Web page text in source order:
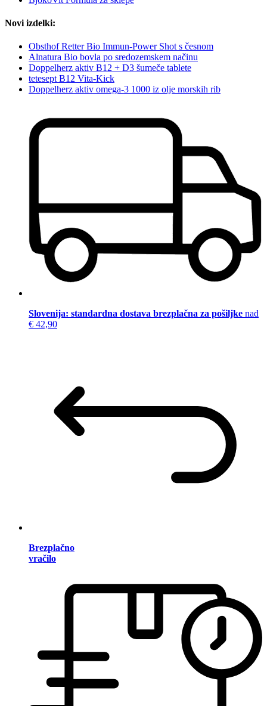
Novi izdelki:
Obsthof Retter Bio Immun-Power Shot s česnom
Alnatura Bio bovla po sredozemskem načinu
Doppelherz aktiv B12 + D3 šumeče tablete
tetesept B12 Vita-Kick
Doppelherz aktiv omega-3 1000 iz olje morskih rib
Slovenija: standardna dostava brezplačna za pošiljke nad
€ 42,90
Brezplačno
vračilo